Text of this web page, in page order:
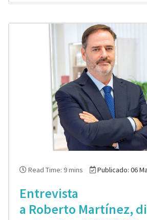
Read Time: 9 mins Publicado: 06
Entrevista
a Roberto Martínez,